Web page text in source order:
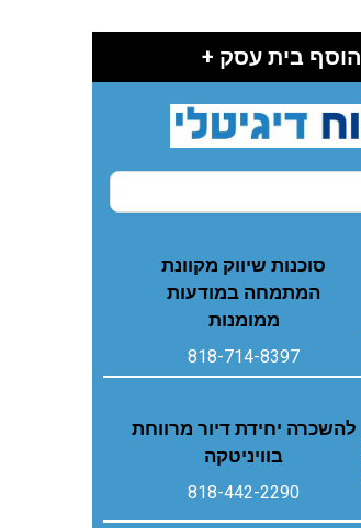
הוסף בית עסק +
סוכנות שיווק מקוונת
המתמחה במודעות
ממומנות
818-714-8397
להשכרה יחידת דיור מרווחת
בוויניטקה
818-442-2290